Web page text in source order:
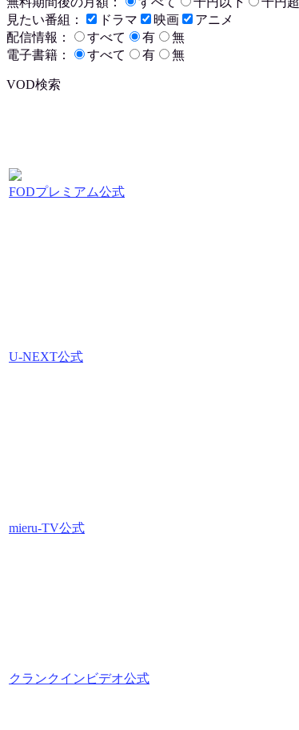
見たい番組：
ドラマ 映画
アニメ
配信情報：
すべて 有
無
電子書籍：
すべて 有 無
VOD検索
FODプレミアム公式
U-NEXT公式
mieru-TV公式
クランクインビデオ公式